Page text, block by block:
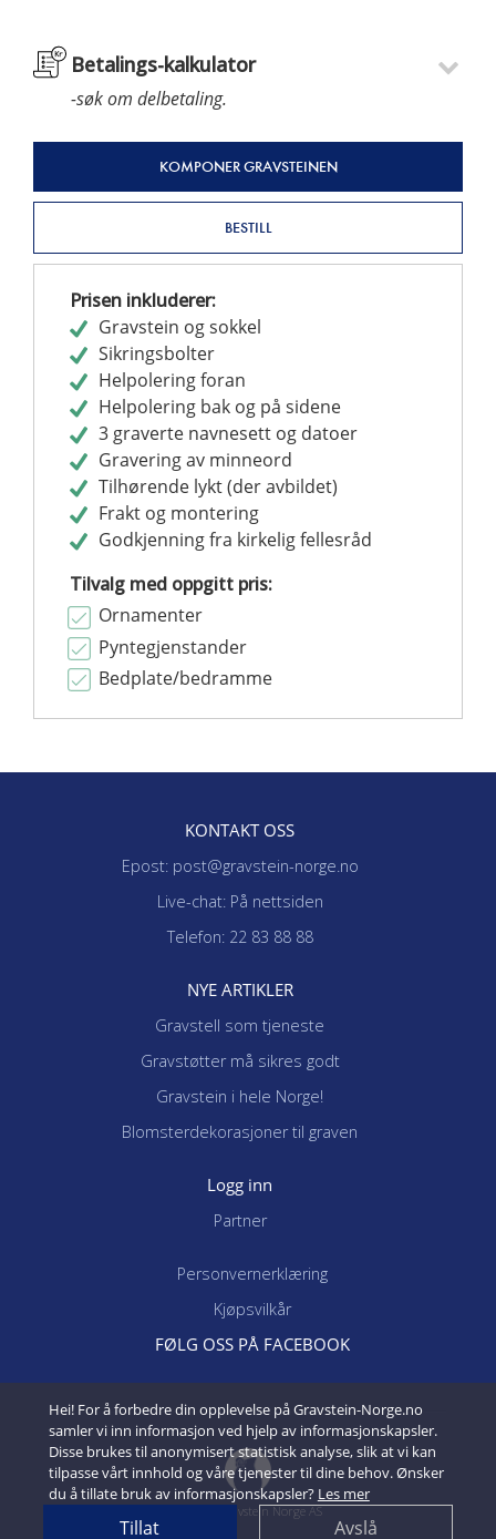
Hei! For å forbedre din opplevelse på Gravstein-Norge.no
samler vi inn informasjon ved hjelp av informasjonskapsler.
Disse brukes til anonymisert statistisk analyse, slik at vi kan
tilpasse vårt innhold og våre tjenester til dine behov. Ønsker
du å tillate bruk av informasjonskapsler? Les mer
Tillat Avslå
Betalings-kalkulator
-søk om delbetaling.
KOMPONER GRAVSTEINEN
BESTILL
Prisen inkluderer:
Gravstein og sokkel
Sikringsbolter
Helpolering foran
Helpolering bak og på sidene
3 graverte navnesett og datoer
Gravering av minneord
Tilhørende lykt (der avbildet)
Frakt og montering
Godkjenning fra kirkelig fellesråd
Tilvalg med oppgitt pris:
Ornamenter
Pyntegjenstander
Bedplate/bedramme
KONTAKT OSS
Epost: post@gravstein-norge.no
Live-chat: På nettsiden
Telefon: 22 83 88 88
NYE ARTIKLER
Gravstell som tjeneste
Gravstøtter må sikres godt
Gravstein i hele Norge!
Blomsterdekorasjoner til graven
Logg inn
Partner
Personvernerklæring
Kjøpsvilkår
FØLG OSS PÅ FACEBOOK
2026 Gravstein Norge AS